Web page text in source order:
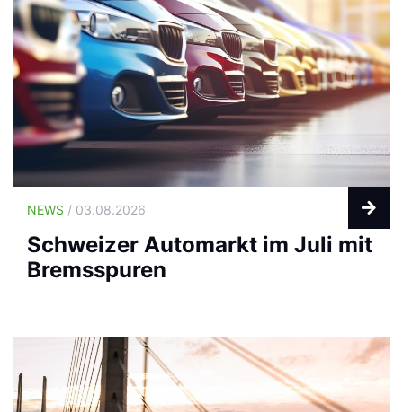
NEWS / 03.08.2026
Schweizer Automarkt im Juli mit
Bremsspuren